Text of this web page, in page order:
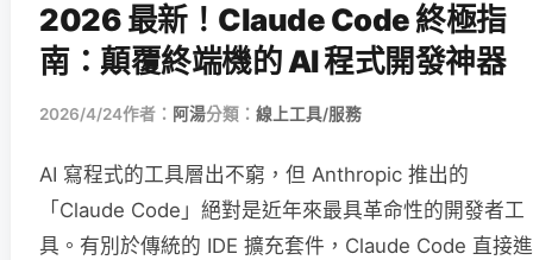
2026 最新！Claude Code 終極指
南：顛覆終端機的 AI 程式開發神器
2026/4/24作者： 阿湯分類： 線上工具/服務
AI 寫程式的工具層出不窮，但 Anthropic 推出的
「Claude Code」絕對是近年來最具革命性的開發者工
具。有別於傳統的 IDE 擴充套件，Claude Code 直接進